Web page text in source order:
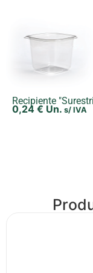
Recipiente
0,24 € Un. s/ IVA